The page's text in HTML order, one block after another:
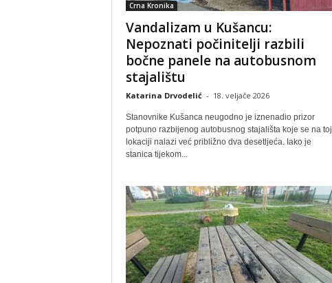
Crna Kronika
Vandalizam u Kušancu:
Nepoznati počinitelji razbili
bočne panele na autobusnom
stajalištu
Katarina Drvodelić - 18. veljače 2026
Stanovnike Kušanca neugodno je iznenadio prizor
potpuno razbijenog autobusnog stajališta koje se na toj
lokaciji nalazi već približno dva desetljeća. Iako je
stanica tijekom...